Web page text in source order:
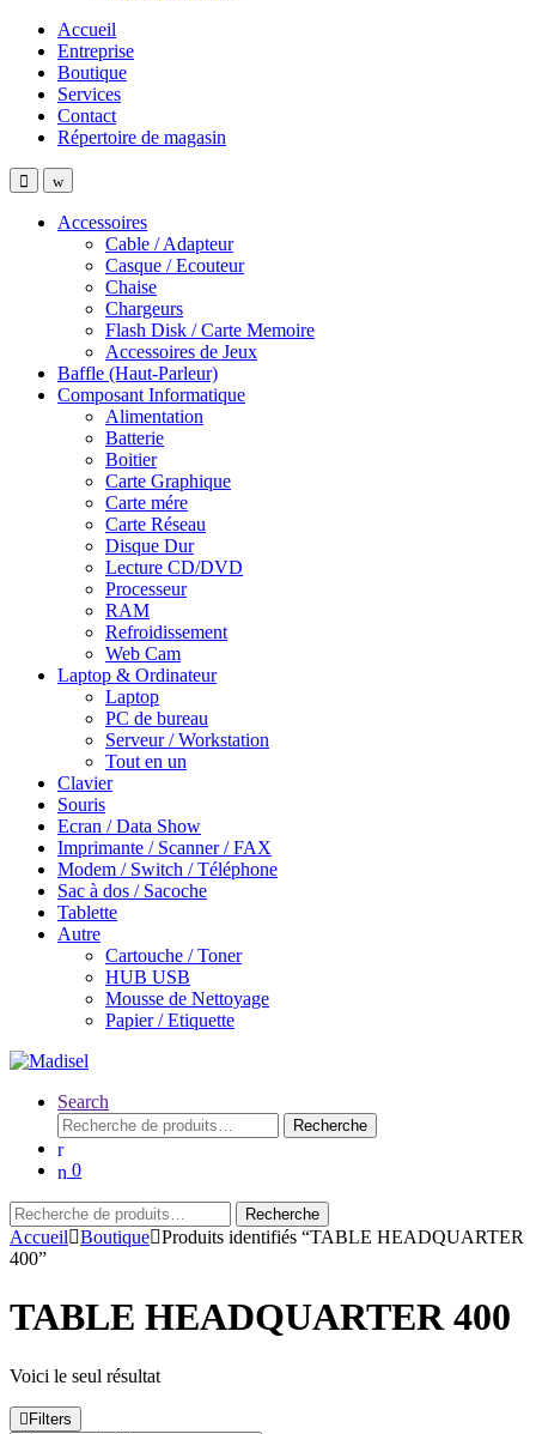
Accueil
Entreprise
Boutique
Services
Contact
Répertoire de magasin
Accessoires
Cable / Adapteur
Casque / Ecouteur
Chaise
Chargeurs
Flash Disk / Carte Memoire
Accessoires de Jeux
Baffle (Haut-Parleur)
Composant Informatique
Alimentation
Batterie
Boitier
Carte Graphique
Carte mére
Carte Réseau
Disque Dur
Lecture CD/DVD
Processeur
RAM
Refroidissement
Web Cam
Laptop & Ordinateur
Laptop
PC de bureau
Serveur / Workstation
Tout en un
Clavier
Souris
Ecran / Data Show
Imprimante / Scanner / FAX
Modem / Switch / Téléphone
Sac à dos / Sacoche
Tablette
Autre
Cartouche / Toner
HUB USB
Mousse de Nettoyage
Papier / Etiquette
Search
Recherche
pour :
Recherche
0
Recherche
pour :
Recherche
Accueil Boutique Produits identifiés “TABLE HEADQUARTER
400”
TABLE HEADQUARTER 400
Voici le seul résultat
Filters